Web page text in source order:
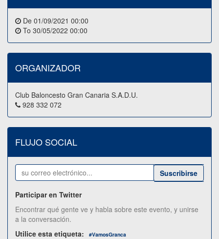
De 01/09/2021 00:00
To 30/05/2022 00:00
ORGANIZADOR
Club Baloncesto Gran Canaria S.A.D.U.
928 332 072
FLUJO SOCIAL
Suscribirse
Participar en Twitter
Encontrar qué gente ve y habla sobre este evento, y unirse
a la conversación.
Utilice esta etiqueta:
#VamosGranca